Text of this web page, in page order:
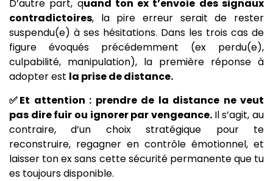
D’autre part, quand ton ex t’envoie des signaux
contradictoires, la pire erreur serait de rester
suspendu(e) à ses hésitations. Dans les trois cas de
figure évoqués précédemment (ex perdu(e),
culpabilité, manipulation), la première réponse à
adopter est la prise de distance.
✅Et attention : prendre de la distance ne veut
pas dire fuir ou ignorer par vengeance. Il s’agit, au
contraire, d’un choix stratégique pour te
reconstruire, regagner en contrôle émotionnel, et
laisser ton ex sans cette sécurité permanente que tu
es toujours disponible.